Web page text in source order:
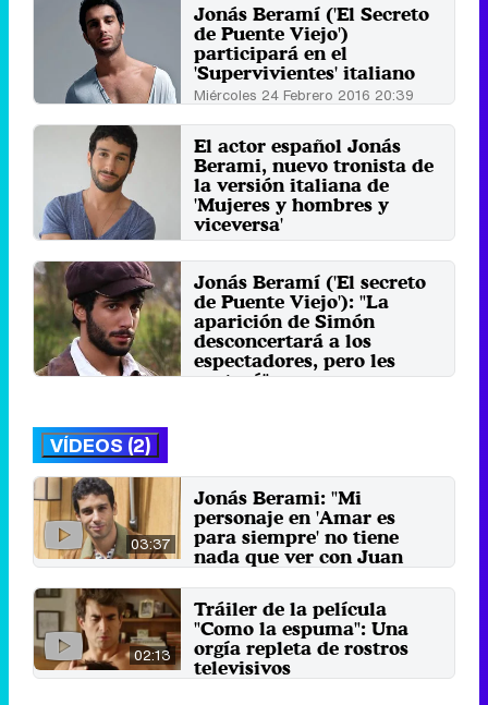
Jonás Beramí ('El Secreto
de Puente Viejo')
participará en el
'Supervivientes' italiano
Miércoles 24 Febrero 2016 20:39
El actor español Jonás
Berami, nuevo tronista de
la versión italiana de
'Mujeres y hombres y
viceversa'
Miércoles 3 Septiembre 2014 11:26
Jonás Beramí ('El secreto
de Puente Viejo'): "La
aparición de Simón
desconcertará a los
espectadores, pero les
gustará"
VÍDEOS (2)
03:37
Jonás Berami: "Mi
personaje en 'Amar es
para siempre' no tiene
nada que ver con Juan
Castañeda"
30 de septiembre 2017
02:13
Tráiler de la película
"Como la espuma": Una
orgía repleta de rostros
televisivos